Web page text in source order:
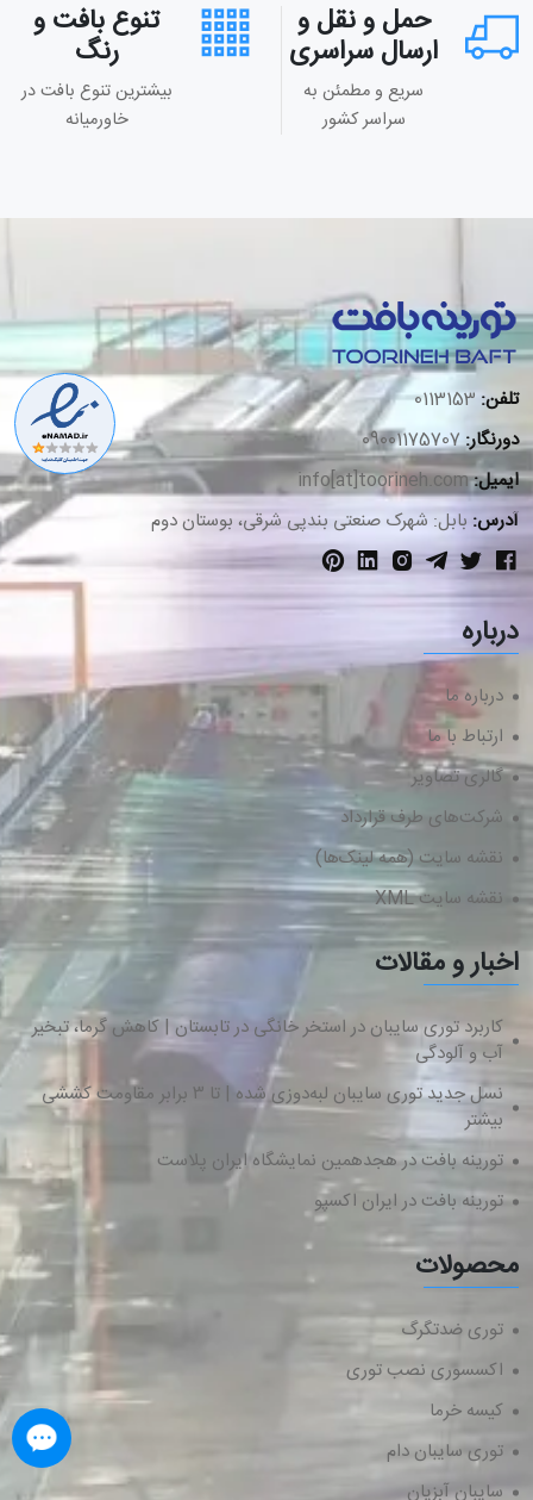
حمل و نقل و
ارسال سراسری
سریع و مطمئن به
سراسر کشور
تنوع بافت و
رنگ
بیشترین تنوع بافت در
خاورمیانه
تلفن: 0113153
دورنگار:09001175707
ایمیل:info[at]toorineh.com
آدرس: بابل: شهرک صنعتی بندپی شرقی، بوستان دوم
درباره
درباره ما
ارتباط با ما
گالری تصاویر
شرکت‌های طرف قرارداد
نقشه سایت (همه لینک‌ها)
نقشه سایت XML
اخبار و مقالات
کاربرد توری سایبان در استخر خانگی در تابستان | کاهش گرما، تبخیر
آب و آلودگی
نسل جدید توری سایبان لبه‌دوزی شده | تا ۳ برابر مقاومت کششی
بیشتر
تورینه بافت در هجدهمین نمایشگاه ایران پلاست
تورینه بافت در ایران اکسپو
محصولات
توری ضدتگرگ
اکسسوری نصب توری
کیسه خرما
توری سایبان دام
سایبان آبزیان